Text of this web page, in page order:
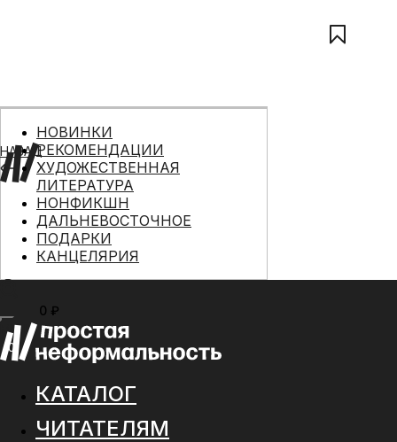
0 ₽
МЕНЮ
0
НАЗАД
НОВИНКИ
РЕКОМЕНДАЦИИ
ХУДОЖЕСТВЕННАЯ
ЛИТЕРАТУРА
НОНФИКШН
ДАЛЬНЕВОСТОЧНОЕ
ПОДАРКИ
КАНЦЕЛЯРИЯ
КАТАЛОГ
ЧИТАТЕЛЯМ